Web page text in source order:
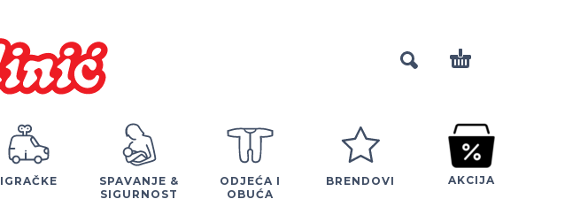
IGRAČKE
SPAVANJE &
SIGURNOST
ODJEĆA I
OBUĆA
BRENDOVI AKCIJA